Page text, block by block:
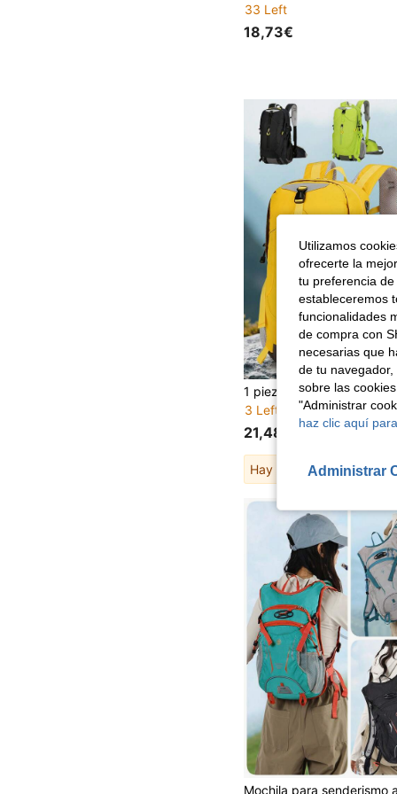
33 Left
18,73€
3 Left
21,48€
Hay otros1vendedores
Utilizamos
ofrecerte la
tu preferencia
estableceremos
funcionalidades
de compra con
necesarias que
de tu
sobre las
"Administrar
haz clic aquí
Administrar